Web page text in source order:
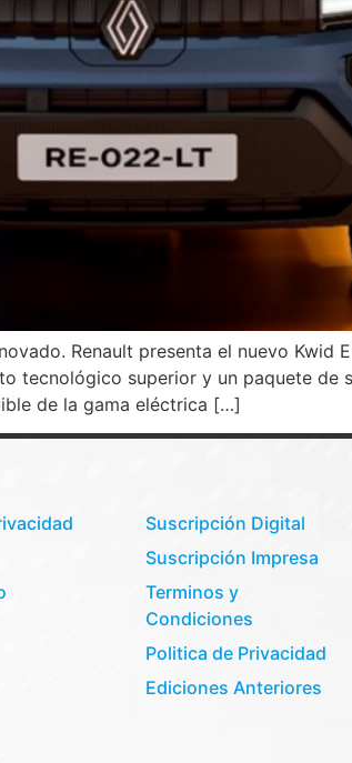
Renault presenta el nuevo Kwid
tecnológico superior y un paquete de
de la gama eléctrica […]
Suscripción Digital
Suscripción Impresa
Terminos y
Condiciones
Politica de Privacidad
Ediciones Anteriores